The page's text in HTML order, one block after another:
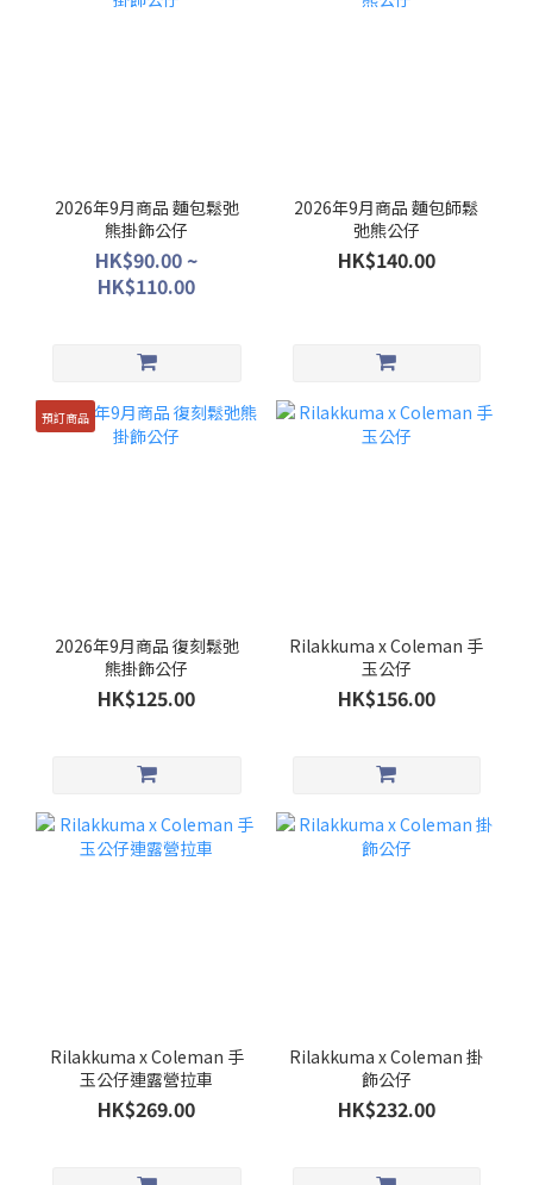
2026年9月商品 麵包鬆弛
熊掛飾公仔
HK$90.00 ~
HK$110.00
2026年9月商品 麵包師鬆
弛熊公仔
HK$140.00
預訂商品
2026年9月商品 復刻鬆弛
熊掛飾公仔
HK$125.00
Rilakkuma x Coleman 手
玉公仔
HK$156.00
Rilakkuma x Coleman 手
玉公仔連露營拉車
HK$269.00
Rilakkuma x Coleman 掛
飾公仔
HK$232.00